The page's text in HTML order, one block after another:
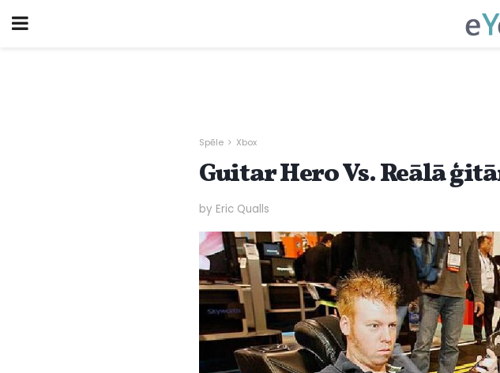
Spēle Xbox
Guitar Hero Vs. Reālā
by Eric Qualls